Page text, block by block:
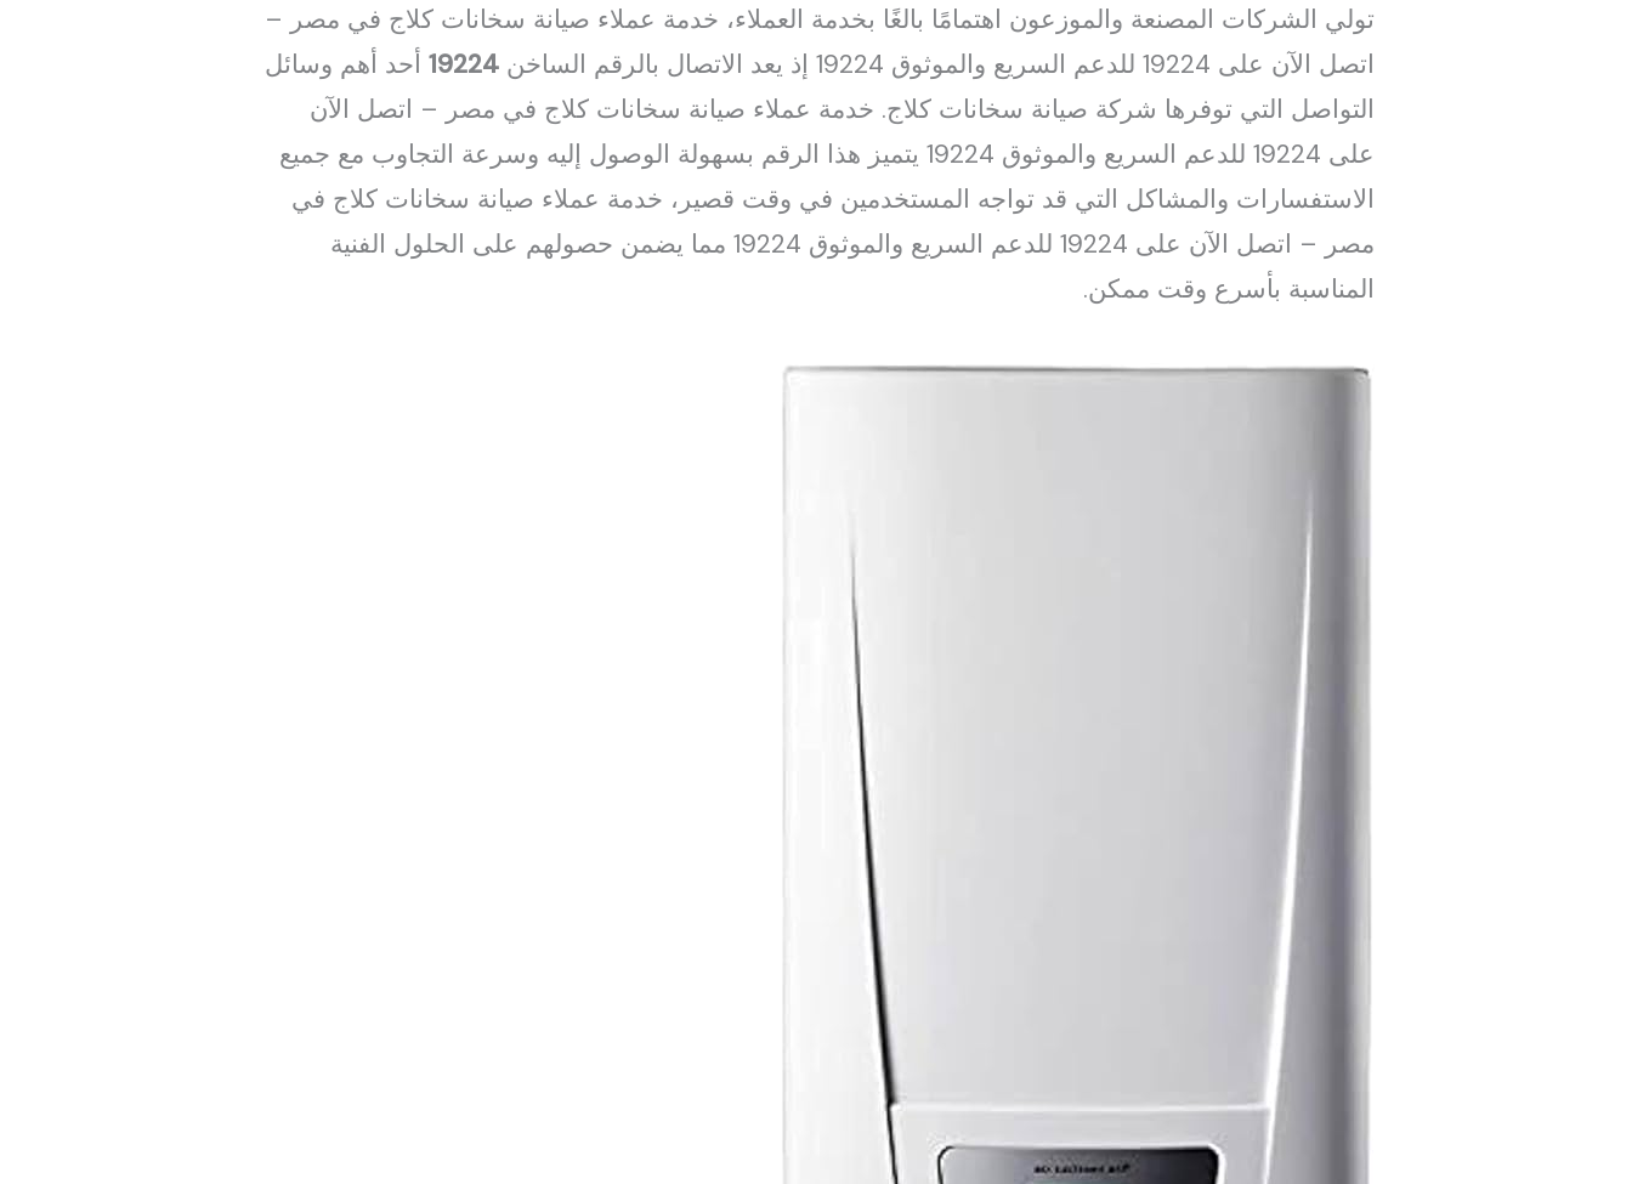
تولي الشركات المصنعة والموزعون اهتمامًا بالغًا بخدمة العملاء، خدمة عملاء صيانة سخانات كلاج في مصر –
اتصل الآن على 19224 للدعم السريع والموثوق 19224 إذ يعد الاتصال بالرقم الساخن
19224 أحد أهم وسائل
التواصل التي توفرها شركة صيانة سخانات كلاج. خدمة عملاء صيانة سخانات كلاج في مصر – اتصل الآن
على 19224 للدعم السريع والموثوق 19224 يتميز هذا الرقم بسهولة الوصول إليه وسرعة التجاوب مع جميع
الاستفسارات والمشاكل التي قد تواجه المستخدمين في وقت قصير، خدمة عملاء صيانة سخانات كلاج في
مصر – اتصل الآن على 19224 للدعم السريع والموثوق 19224 مما يضمن حصولهم على الحلول الفنية
المناسبة بأسرع وقت ممكن.